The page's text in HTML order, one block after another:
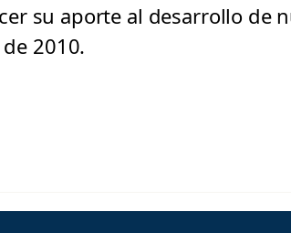
su aporte al desarrollo de
2010.